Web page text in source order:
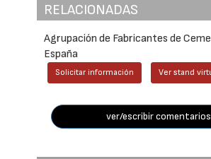
RELACIONADAS
Agrupación de Fabricantes de
España
Solicitar información Ver stand
ver/escribir comentarios